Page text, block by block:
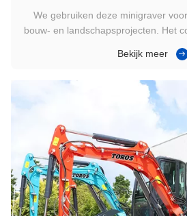
We gebruiken deze minigraver
bouw- en landschapsprojecten. Het
toch voldoende graafkracht biedt
en ...
Bekijk meer